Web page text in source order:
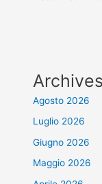
Archives
Agosto 2026
Luglio 2026
Giugno 2026
Maggio 2026